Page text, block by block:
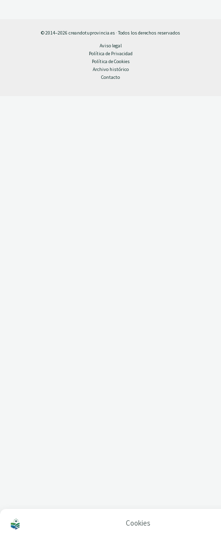
Cookies
© 2014–2026 creandotuprovincia.es · Todos los derechos reservados
Aviso legal
Política de Privacidad
Política de Cookies
Archivo histórico
Contacto